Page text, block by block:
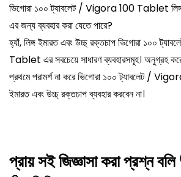
ভিগোরা ১০০ ট্যাবলেট / Vigora 100 Tablet
এর জন্য ব্যবহার করা যেতে পারে?
হ্যাঁ, লিঙ্গ ইমারত এবং উচ্চ্ রক্তচাপ ভিগোরা ১০০
Tablet এর সবচেয়ে সাধারণ ব্যবহারসমূহ। অনুগ্রহ
প্রথমে পরামর্শ না করে ভিগোরা ১০০ ট্যাবলেট /
ইমারত এবং উচ্চ্ রক্তচাপ ব্যবহার করবেন না।
প্রায় সই জিজ্ঞাসা করা প্রশ্ন বলি